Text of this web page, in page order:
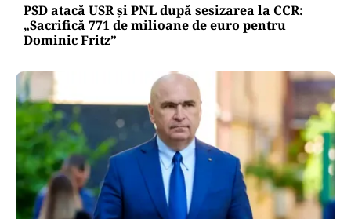
PSD atacă USR și PNL după sesizarea la CCR:
„Sacrifică 771 de milioane de euro pentru
Dominic Fritz”